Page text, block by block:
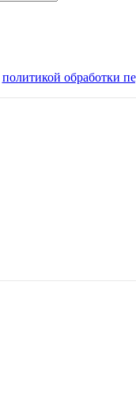
политикой обработки